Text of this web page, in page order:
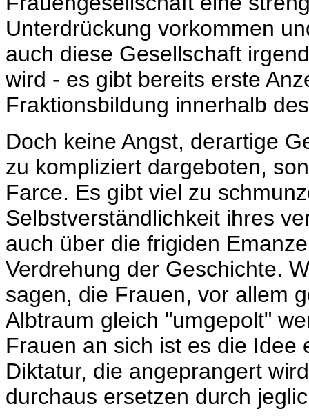
Unterdrückung vorkommen
auch diese Gesellschaft
wird - es gibt bereits erste
Fraktionsbildung innerhalb
Doch keine Angst, derartige
zu kompliziert dargeboten,
Farce. Es gibt viel zu
Selbstverständlichkeit ihres
auch über die frigiden
Verdrehung der Geschichte.
sagen, die Frauen, vor allem
Albtraum gleich "umgepolt"
Frauen an sich ist es die Idee
Diktatur, die angeprangert
durchaus ersetzen durch